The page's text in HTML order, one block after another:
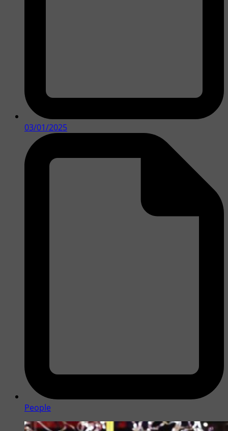
03/01/2025
People